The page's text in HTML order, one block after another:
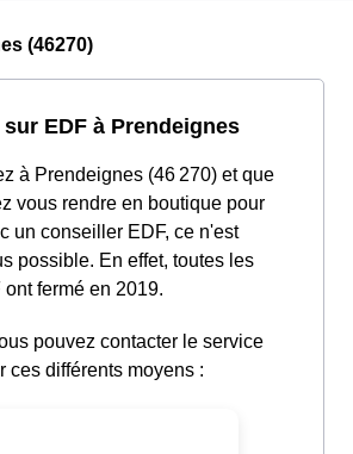
(46270)
EDF à Prendeignes
à Prendeignes (46 270) et que
vous rendre en boutique pour
un conseiller EDF, ce n'est
possible. En effet, toutes les
fermé en 2019.
pouvez contacter le service
ces différents moyens :